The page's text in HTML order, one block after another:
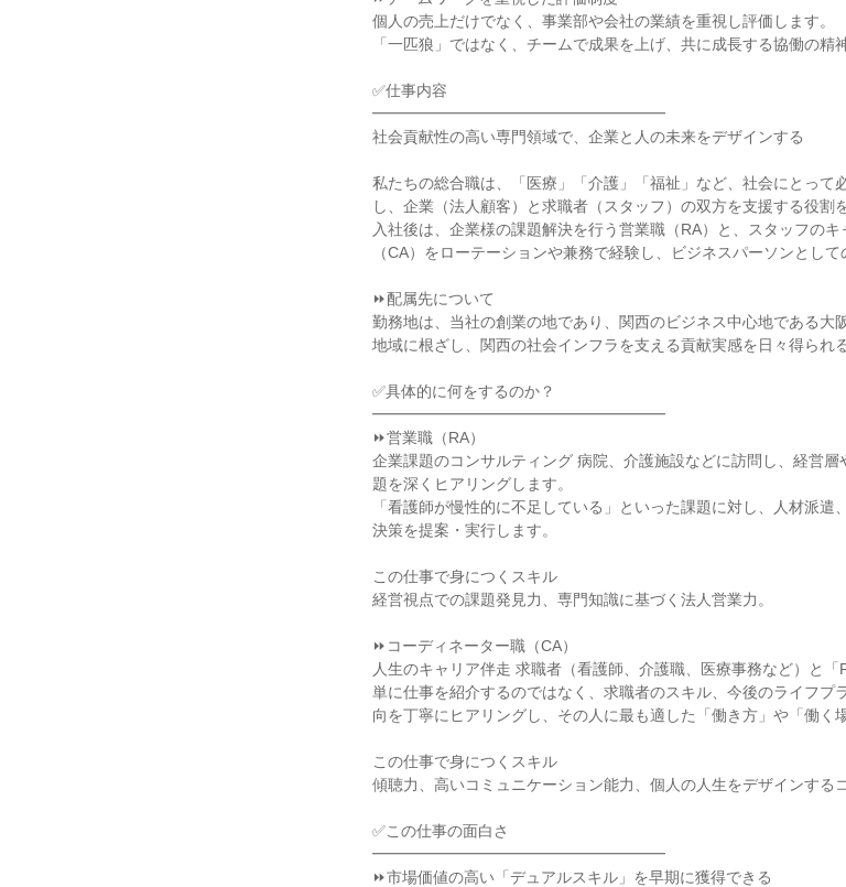
個人の売上だけでなく、事業部や会社の業績を重視し評価します。
「一匹狼」ではなく、チームで成果を上げ、共に成長する協働の精
✅仕事内容
━━━━━━━━━━━━━━━━━━━
社会貢献性の高い専門領域で、企業と人の未来をデザインする
私たちの総合職は、「医療」「介護」「福祉」など、社会にとって
し、企業（法人顧客）と求職者（スタッフ）の双方を支援する役割
入社後は、企業様の課題解決を行う営業職（RA）と、スタッフの
（CA）をローテーションや兼務で経験し、ビジネスパーソンとして
⏩配属先について
勤務地は、当社の創業の地であり、関西のビジネス中心地である大
地域に根ざし、関西の社会インフラを支える貢献実感を日々得られ
✅具体的に何をするのか？
━━━━━━━━━━━━━━━━━━━
⏩営業職（RA）
企業課題のコンサルティング 病院、介護施設などに訪問し、経営
題を深くヒアリングします。
「看護師が慢性的に不足している」といった課題に対し、人材派
決策を提案・実行します。
この仕事で身につくスキル
経営視点での課題発見力、専門知識に基づく法人営業力。
⏩コーディネーター職（CA）
人生のキャリア伴走 求職者（看護師、介護職、医療事務など）と「
単に仕事を紹介するのではなく、求職者のスキル、今後のライフプ
向を丁寧にヒアリングし、その人に最も適した「働き方」や「働く
この仕事で身につくスキル
傾聴力、高いコミュニケーション能力、個人の人生をデザインする
✅この仕事の面白さ
━━━━━━━━━━━━━━━━━━━
⏩市場価値の高い「デュアルスキル」を早期に獲得できる